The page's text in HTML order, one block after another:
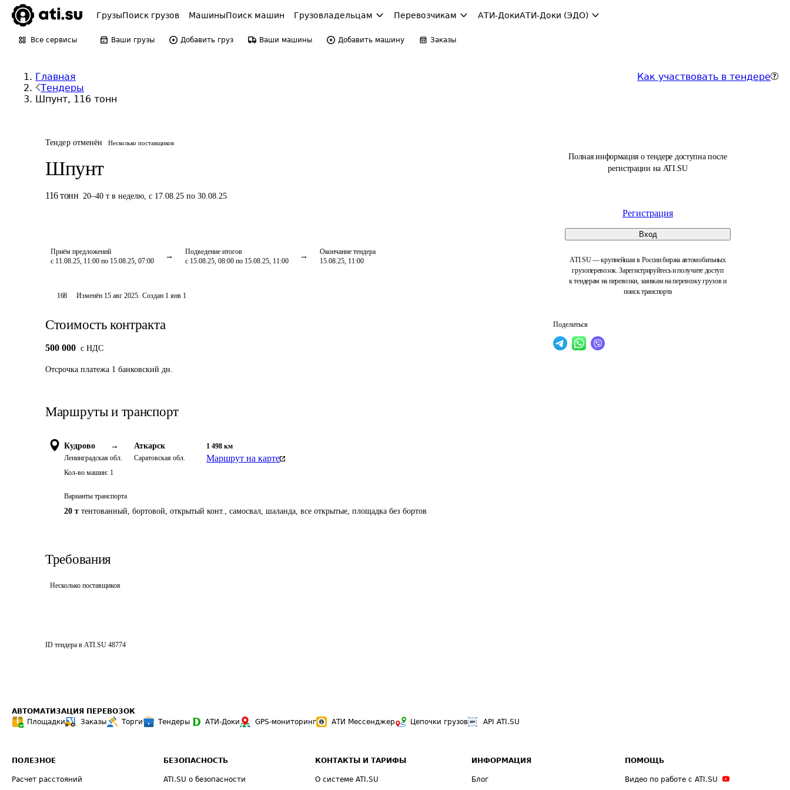
ГрузыПоиск грузов МашиныПоиск машин Грузовладельцам Перевозчикам АТИ-ДокиАТИ-Доки (ЭДО)
Все сервисы Ваши грузы Добавить груз Ваши машины Добавить машину Заказы
Главная
Тендеры
Шпунт, 116 тонн
Как участвовать в тендере
Тендер отменён Несколько поставщиков
Шпунт
116 тонн 20–40 т в неделю, с 17.08.25 по 30.08.25
Приём предложений
с 11.08.25, 11:00 по 15.08.25, 07:00
Подведение итогов
с 15.08.25, 08:00 по 15.08.25, 11:00
Окончание тендера
15.08.25, 11:00
Полная информация о тендере доступна после
регистрации на ATI.SU
Регистрация
Вход
ATI.SU — крупнейшая в России биржа автомобильных
грузоперевозок. Зарегистрируйтесь и получите доступ
к тендерам на перевозки, заявкам на перевозку грузов и
поиск транспорта
Поделиться
168 Изменён 15 авг 2025. Создан 1 янв 1
Стоимость контракта
500 000 c НДС
Отсрочка платежа 1 банковский дн.
Маршруты и транспорт
Кудрово →
Ленинградская обл.
Аткарск
Саратовская обл.
1 498 км
Маршрут на карте
Кол-во машин: 1
Варианты транспорта
20 т тентованный, бортовой, открытый конт., самосвал, шаланда, все открытые, площадка без бортов
Требования
Несколько поставщиков
ID тендера в ATI.SU 48774
АВТОМАТИЗАЦИЯ ПЕРЕВОЗОК
Площадки
Заказы Торги Тендеры АТИ-Доки GPS-мониторинг АТИ Мессенджер Цепочки грузов API ATI.SU
ПОЛЕЗНОЕ
Расчет расстояний
БЕЗОПАСНОСТЬ
ATI.SU о безопасности
КОНТАКТЫ И ТАРИФЫ
О системе ATI.SU
ИНФОРМАЦИЯ
Блог
ПОМОЩЬ
Видео по работе с ATI.SU